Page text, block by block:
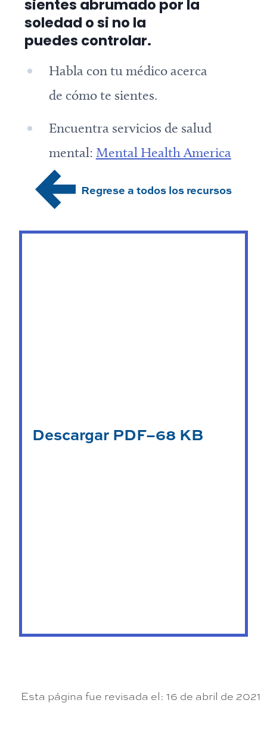
Regrese a todos los recursos
Descargar PDF–68 KB
sientes abrumado por la
soledad o si no la
puedes controlar.
Habla con tu médico acerca
de cómo te sientes.
Encuentra servicios de salud
mental: Mental Health America
Esta página fue revisada el: 16 de abril de 2021